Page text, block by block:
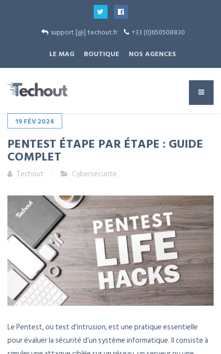
support [@] techout.fr
+33 (0)650508830
LE MAG
BOUTIQUE NOS AGENCES
19FÉV2024
PENTEST ÉTAPE PAR ÉTAPE : GUIDE
COMPLET
Techout Cybersecurite
Le Pentest, ou test d’intrusion, est une pratique essentielle
pour évaluer la sécurité d’un système informatique. Il consiste à